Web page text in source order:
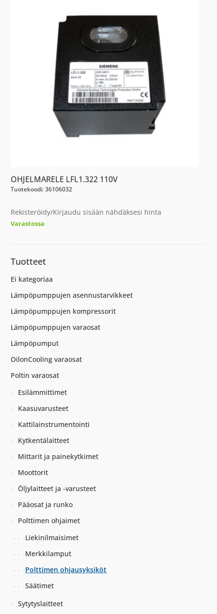
OHJELMARELE LFL1.322 110V
Tuotekoodi: 36106032
Rekisteröidy/Kirjaudu sisään nähdäksesi hinta
Varastossa
Tuotteet
Ei kategoriaa
Lämpöpumppujen asennustarvikkeet
Lämpöpumppujen kompressorit
Lämpöpumppujen varaosat
Lämpöpumput
OilonCooling varaosat
Poltin varaosat
Esilämmittimet
Kaasuvarusteet
Kattilainstrumentointi
Kytkentälaitteet
Mittarit ja painekytkimet
Moottorit
Öljylaitteet ja -varusteet
Pääosat ja runko
Polttimen ohjaimet
Liekinilmaisimet
Merkkilamput
Polttimen ohjausyksiköt
Säätimet
Sytytyslaitteet